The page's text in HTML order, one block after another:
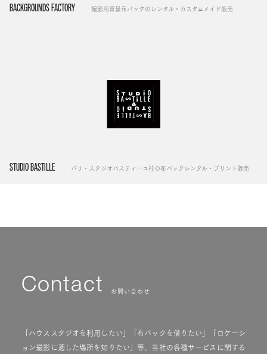
BACKGROUNDS FACTORY 撮影用背景布バックのレンタル・カスタムメイド販売
STUDIO BASTILLE パリ・スタジオバスティーユ社の布バックレンタル・プリント販売
Contact お問い合わせ
「ハウススタジオを利用したい」「布バックを借りたい」「ロケーシ
ョン撮影に適した場所を知りたい」等、当社の各種サービスに関する